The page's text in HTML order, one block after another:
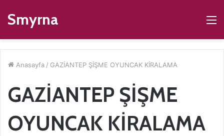
Smyrna
Anasayfa / GAZİANTEP ŞİŞME OYUNCAK KİRALAMA
GAZİANTEP ŞİŞME
OYUNCAK KİRALAMA